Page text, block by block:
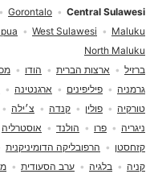
ברזיל ארצות הברית הודו
גרמניה
פיליפינים ארגנטינה
טורקיה
פולין קנדה צ׳ילה
ניגריה
פרו הולנד אוסטרליה
קזחסטן
הרפובליקה הדומיניקנית
קניה
בלגיה ערב הסעודית
Central Sulawesi
Gorontalo
Maluku
West Sulawesi
North Maluku